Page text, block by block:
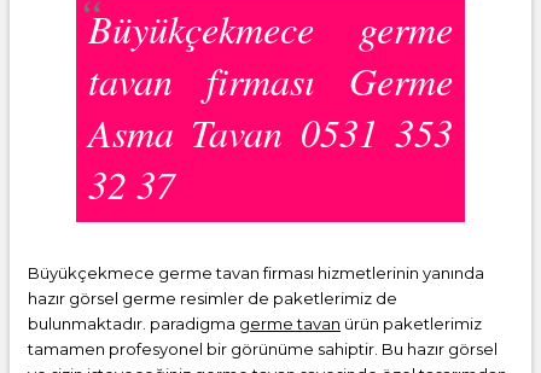
Büyükçekmece germe
tavan firması Germe
Asma Tavan 0531 353
32 37
Büyükçekmece germe tavan firması hizmetlerinin yanında
hazır görsel germe resimler de paketlerimiz de
bulunmaktadır. paradigma germe tavan ürün paketlerimiz
tamamen profesyonel bir görünüme sahiptir. Bu hazır görsel